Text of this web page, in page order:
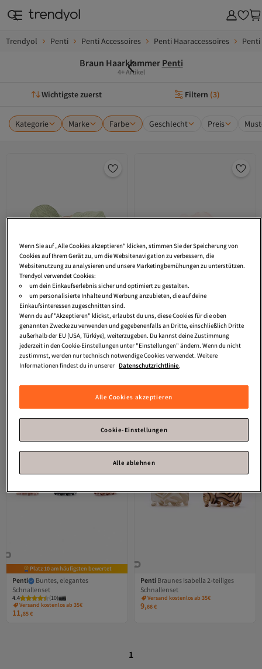
Trendyol Penti Penti Accessoires Penti Haaraccessoires
Braun Haarklammer Penti
4+ Artikel
Wichtigste zuerst Filtern (3)
Kategorie Marke Farbe Geschlecht Preis
Penti Orchidfarbene Schnalle
4.1 ( 7)
Versand kostenlos ab 35€
Penti Asiatische farbige Schnalle
5.0 (2)
Versand kostenlos ab 35€
Platz 10 am häufigsten bewertet
Penti
Buntes, elegantes
Schnallenset
4.4 (10)
Versand kostenlos ab 35€
11,85€
Penti Braunes Isabella 2-teiliges
Schnallenset
Versand kostenlos ab 35€
9,66€
1
Wenn Sie auf „Alle Cookies akzeptieren“ klicken, stimmen Sie der Speicherung von
Cookies auf Ihrem Gerät zu, um die Websitenavigation zu verbessern, die
Websitenutzung zu analysieren und unsere Marketingbemühungen zu unterstützen.
Trendyol verwendet Cookies:
um dein Einkaufserlebnis sicher und optimiert zu gestalten.
um personalisierte Inhalte und Werbung anzubieten, die auf deine
Einkaufsinteressen zugeschnitten sind.
Wenn du auf "Akzeptieren" klickst, erlaubst du uns, diese Cookies für die oben
genannten Zwecke zu verwenden und gegebenenfalls an Dritte, einschließlich Dritte
außerhalb der EU (USA, Türkiye), weiterzugeben. Du kannst deine Zustimmung
jederzeit in den Cookie-Einstellungen unter "Einstellungen" ändern. Wenn du nicht
zustimmst, werden nur technisch notwendige Cookies verwendet. Weitere
Informationen findest du in unserer Datenschutzrichtlinie.
Alle Cookies akzeptieren
Cookie-Einstellungen
Alle ablehnen